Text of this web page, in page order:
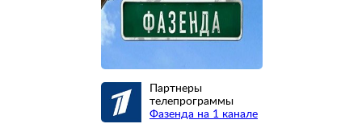
Партнеры
телепрограммы
Фазенда на 1 канале